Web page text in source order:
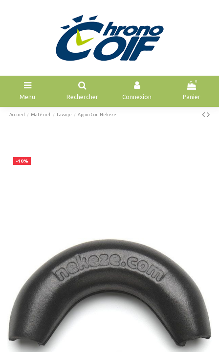
Menu Rechercher Connexion
0
Panier
Accueil Matériel Lavage Appui Cou Nekeze
-10%